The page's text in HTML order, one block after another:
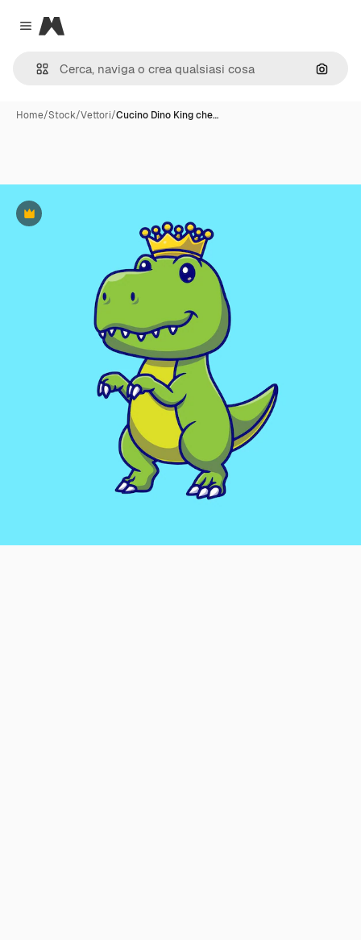
Close menu
Magnific
Cerca
Home/Stock/Vettori/Cucino Dino King che…
Premium